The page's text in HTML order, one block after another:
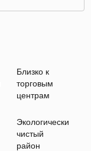
Близко к
торговым
центрам
Экологически
чистый
район